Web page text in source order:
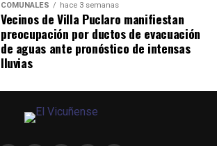
COMUNALES hace 3 semanas
Vecinos de Villa Puclaro manifiestan
preocupación por ductos de evacuación
de aguas ante pronóstico de intensas
lluvias